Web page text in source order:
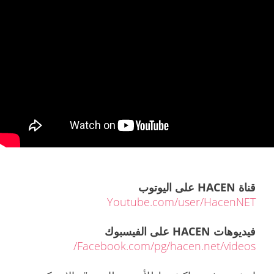
قناة HACEN على اليوتوب
Youtube.com/user/HacenNET
فيديوهات HACEN على الفيسبوك
Facebook.com/pg/hacen.net/videos/